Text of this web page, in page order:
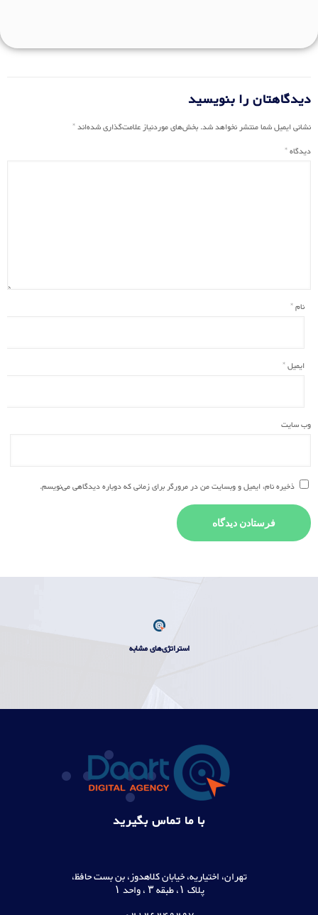
دیدگاهتان را بنویسید
نشانی ایمیل شما منتشر نخواهد شد.بخش‌های موردنیاز علامت‌گذاری شده‌اند*
دیدگاه*
نام*
ایمیل*
وب‌ سایت
ذخیره نام، ایمیل و وبسایت من در مرورگر برای زمانی که دوباره دیدگاهی می‌نویسم.
استراتژی‌های مشابه
با ما تماس بگیرید
تهران، اختیاریه، خیابان کلاهدوز، بن بست حافظ،
پلاک ۱، طبقه ۳ ، واحد ۱